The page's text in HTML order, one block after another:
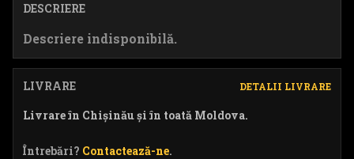
DESCRIERE
Descriere indisponibilă.
LIVRARE DETALII LIVRARE
Livrare în Chișinău și în toată Moldova.
Întrebări? Contactează-ne.